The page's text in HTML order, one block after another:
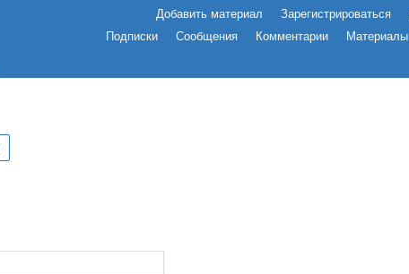
Добавить материал Зарегистрироваться
Подписки
Сообщения Комментарии Материалы